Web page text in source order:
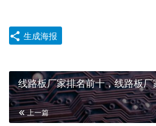
生成海报
线路板厂家排名前十，线路板
上一篇